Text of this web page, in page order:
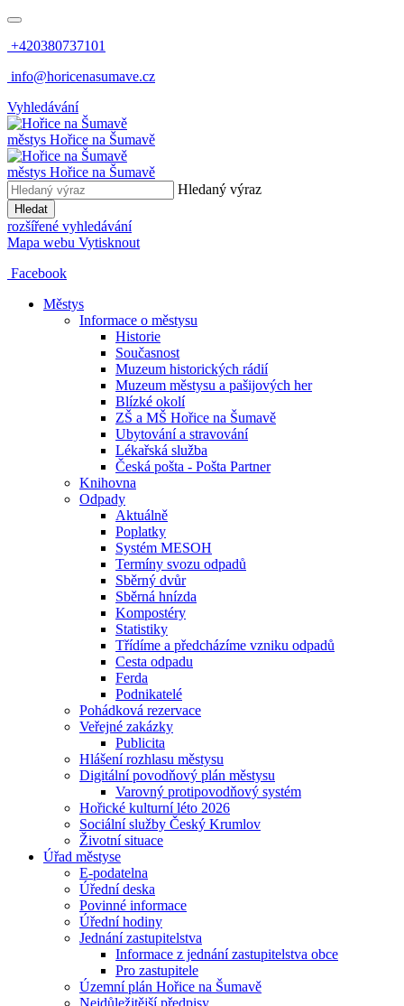
+420380737101
info@horicenasumave.cz
Vyhledávání
městys Hořice na Šumavě
městys Hořice na Šumavě
Hledaný výraz
Hledat
rozšířené vyhledávání
Mapa webu Vytisknout
Facebook
Městys
Informace o městysu
Historie
Současnost
Muzeum historických rádií
Muzeum městysu a pašijových her
Blízké okolí
ZŠ a MŠ Hořice na Šumavě
Ubytování a stravování
Lékařská služba
Česká pošta - Pošta Partner
Knihovna
Odpady
Aktuálně
Poplatky
Systém MESOH
Termíny svozu odpadů
Sběrný dvůr
Sběrná hnízda
Kompostéry
Statistiky
Třídíme a předcházíme vzniku odpadů
Cesta odpadu
Ferda
Podnikatelé
Pohádková rezervace
Veřejné zakázky
Publicita
Hlášení rozhlasu městysu
Digitální povodňový plán městysu
Varovný protipovodňový systém
Hořické kulturní léto 2026
Sociální služby Český Krumlov
Životní situace
Úřad městyse
E-podatelna
Úřední deska
Povinné informace
Úřední hodiny
Jednání zastupitelstva
Informace z jednání zastupitelstva obce
Pro zastupitele
Územní plán Hořice na Šumavě
Nejdůležitější předpisy